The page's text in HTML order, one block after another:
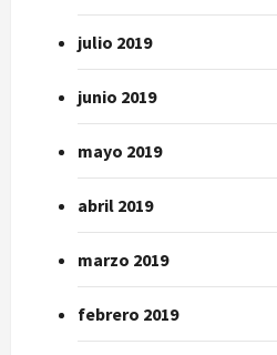
julio 2019
junio 2019
mayo 2019
abril 2019
marzo 2019
febrero 2019